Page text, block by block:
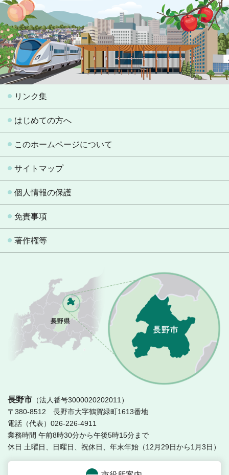
リンク集
はじめての方へ
このホームページについて
サイトマップ
個人情報の保護
免責事項
著作権等
長野市 （法人番号3000020202011）
〒380-8512 長野市大字鶴賀緑町1613番地
電話（代表）026-226-4911
業務時間 午前8時30分から午後5時15分まで
休日 土曜日、日曜日、祝休日、年末年始（12月29日から1月3日）